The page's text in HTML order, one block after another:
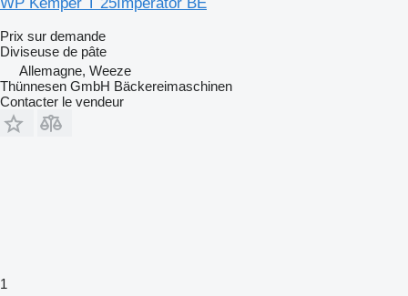
Prix sur demande
Diviseuse de pâte
Allemagne, Weeze
Thünnesen GmbH Bäckereimaschinen
Contacter le vendeur
1